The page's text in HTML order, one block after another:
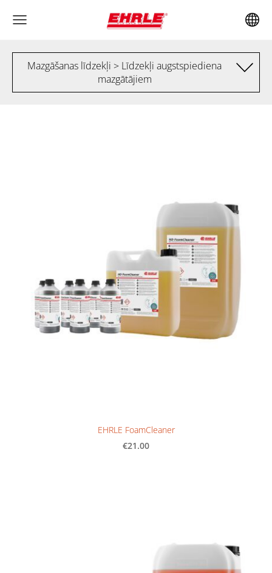
Mazgāšanas līdzekļi > Līdzekļi augstspiediena
mazgātājiem
EHRLE FoamCleaner
€21.00